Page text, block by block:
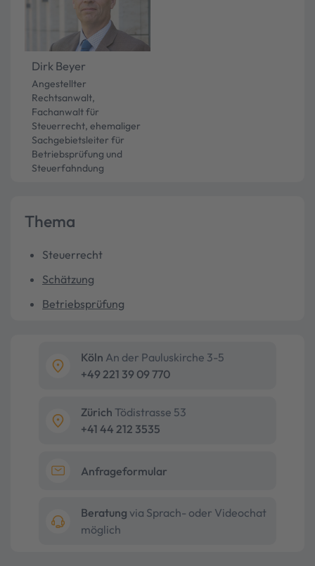
Dirk Beyer
Angestellter
Rechtsanwalt,
Fachanwalt für
Steuerrecht, ehemaliger
Sachgebietsleiter für
Betriebsprüfung und
Steuerfahndung
Thema
Steuerrecht
Schätzung
Betriebsprüfung
Köln An der Pauluskirche 3-5
+49 221 39 09 770
Zürich Tödistrasse 53
+41 44 212 3535
Anfrageformular
Beratung via Sprach- oder Videochat
möglich